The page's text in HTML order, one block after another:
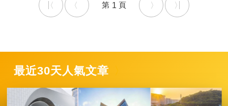
1
最近30天人氣文章